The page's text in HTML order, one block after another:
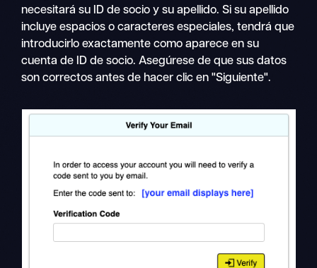
necesitará su ID de socio y su apellido. Si su apellido
incluye espacios o caracteres especiales, tendrá que
introducirlo exactamente como aparece en su
cuenta de ID de socio. Asegúrese de que sus datos
son correctos antes de hacer clic en "Siguiente".